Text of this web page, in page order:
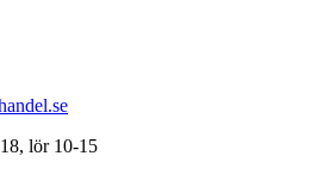
lör 10-15